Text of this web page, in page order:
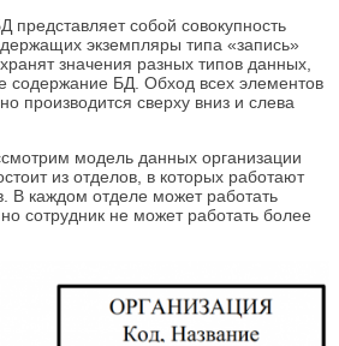
представляет собой совокупность
экземпляры типа «запись»
значения разных типов данных,
содержание БД. Обход всех элементов
производится сверху вниз и слева
модель данных организации
из отделов, в которых работают
В каждом отделе может работать
сотрудник не может работать более